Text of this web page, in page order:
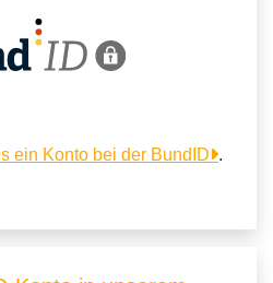
ein Konto bei der BundID .